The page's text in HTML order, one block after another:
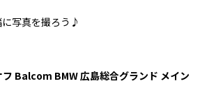
写真を撮ろう♪
Balcom BMW 広島総合グランド メイン